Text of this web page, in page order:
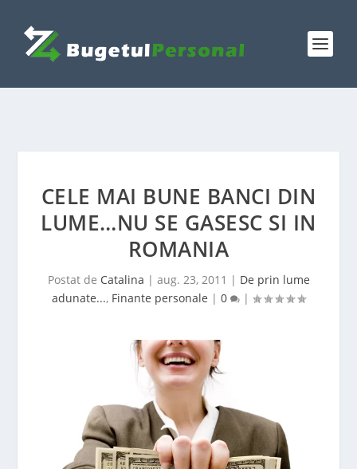
CELE MAI BUNE BANCI DIN
LUME…NU SE GASESC SI IN
ROMANIA
Postat de Catalina | aug. 23, 2011 | De prin lume
adunate..., Finante personale | 0 |